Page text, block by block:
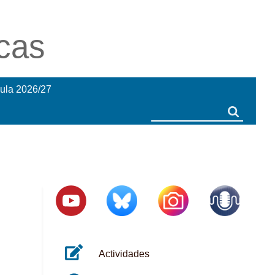
2026/27
Actividades